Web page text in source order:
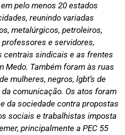
pelo menos 20 estados
reunindo variadas
metalúrgicos, petroleiros,
e servidores,
centrais sindicais e as frentes
Medo. Também foram às ruas
mulheres, negros, lgbt’s de
comunicação. Os atos foram
da sociedade contra propostas
sociais e trabalhistas imposta
principalmente a PEC 55